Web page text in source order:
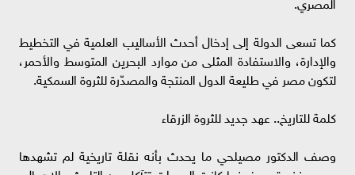
كما تسعى الدولة إلى إدخال أحدث الأساليب العلمية في التخطيط
والإدارة، والاستفادة المثلى من موارد البحرين المتوسط والأحمر،
لتكون مصر في طليعة الدول المنتجة والمصدّرة للثروة السمكية.
كلمة للتاريخ.. عهد جديد للثروة الزرقاء
وصف الدكتور مصيلحي ما يحدث بأنه نقلة تاريخية لم تشهدها